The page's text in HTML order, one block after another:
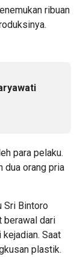
ribuan
para pelaku.
dua orang pria
Sri Bintoro
berawal dari
Saat
plastik.